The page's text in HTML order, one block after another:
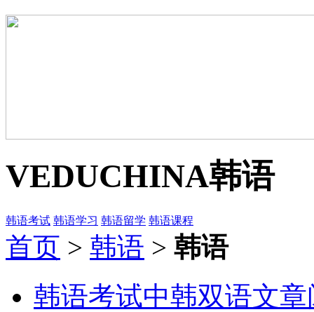
VEDUCHINA韩语
韩语考试 韩语学习 韩语留学 韩语课程
首页 > 韩语 > 韩语
韩语考试中韩双语文章